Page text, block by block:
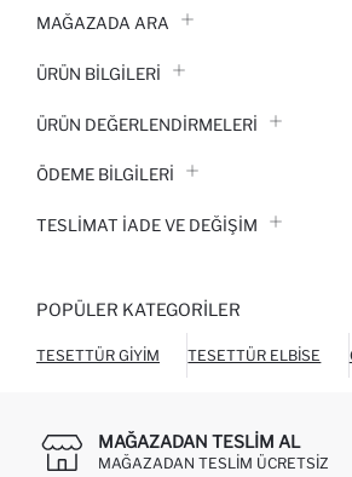
MAĞAZADA ARA
ÜRÜN BILGILERI
ÜRÜN DEĞERLENDİRMELERİ
ÖDEME BİLGİLERİ
TESLIMAT İADE VE DEĞIŞIM
POPÜLER KATEGORILER
TESETTÜR GIYIM TESETTÜR ELBISE
MAĞAZADAN TESLIM AL
MAĞAZADAN TESLIM ÜCRETSIZ